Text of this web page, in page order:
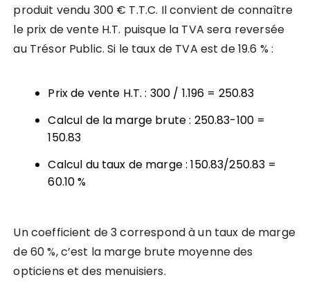
produit vendu 300 € T.T.C. Il convient de connaître
le prix de vente H.T. puisque la TVA sera reversée
au Trésor Public. Si le taux de TVA est de 19.6 % :
Prix de vente H.T. : 300 / 1.196 = 250.83
Calcul de la marge brute : 250.83-100 =
150.83
Calcul du taux de marge : 150.83/250.83 =
60.10 %
Un coefficient de 3 correspond à un taux de marge
de 60 %, c’est la marge brute moyenne des
opticiens et des menuisiers.